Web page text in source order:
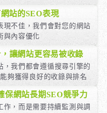
站的SEO表現
現不佳，我們會對您的網站
與內容優化
讓網站更容易被收錄
，我們都會遵循搜尋引擎的
夠獲得良好的收錄與排名
保網站長期SEO競爭力
作，而是需要持續監測與調